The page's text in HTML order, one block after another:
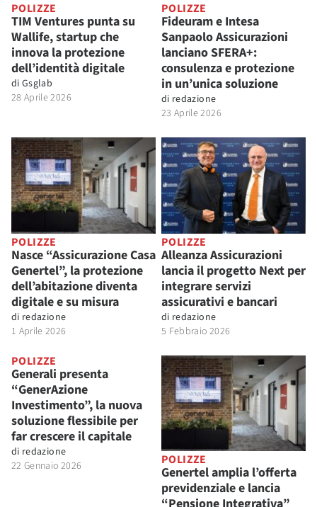
POLIZZE
TIM Ventures punta su
Wallife, startup che
innova la protezione
dell’identità digitale
di Gsglab
28 Aprile 2026
POLIZZE
Fideuram e Intesa
Sanpaolo Assicurazioni
lanciano SFERA+:
consulenza e protezione
in un’unica soluzione
di redazione
23 Aprile 2026
POLIZZE
Nasce “Assicurazione Casa
Genertel”, la protezione
dell’abitazione diventa
digitale e su misura
di redazione
1 Aprile 2026
POLIZZE
Alleanza Assicurazioni
lancia il progetto Next per
integrare servizi
assicurativi e bancari
di redazione
5 Febbraio 2026
POLIZZE
Generali presenta
“GenerAzione
Investimento”, la nuova
soluzione flessibile per
far crescere il capitale
di redazione
22 Gennaio 2026
POLIZZE
Genertel amplia l’offerta
previdenziale e lancia